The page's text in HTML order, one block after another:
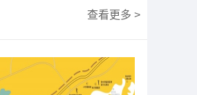
查看更多 >